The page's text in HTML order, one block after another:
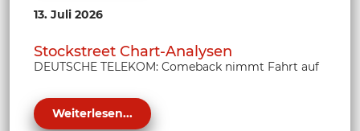
13. Juli 2026
Stockstreet Chart-Analysen
DEUTSCHE TELEKOM: Comeback nimmt Fahrt auf
Weiterlesen...